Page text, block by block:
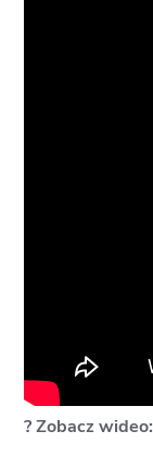
? Zobacz wideo: